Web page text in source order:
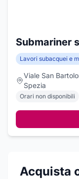
Submariner
Lavori subacquei e
Viale San
Spezia
Orari non disponibili
Acquista